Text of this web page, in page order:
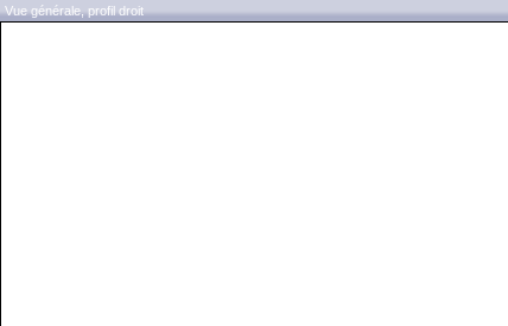
Vue générale, profil droit